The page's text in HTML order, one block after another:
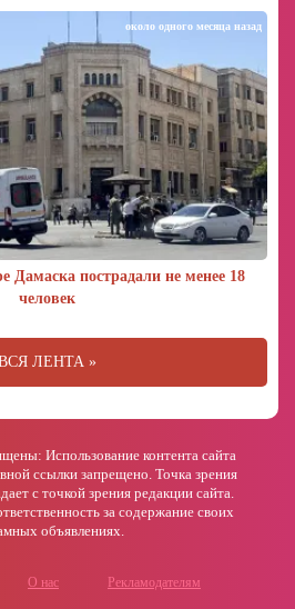
Дамаска пострадали не менее 18
человек
около одного месяца назад
ЛЕНТА »
Использование контента сайта
ссылки запрещено. Точка зрения
с точкой зрения редакции сайта.
за содержание своих
объявлениях.
О нас Рекламодателям